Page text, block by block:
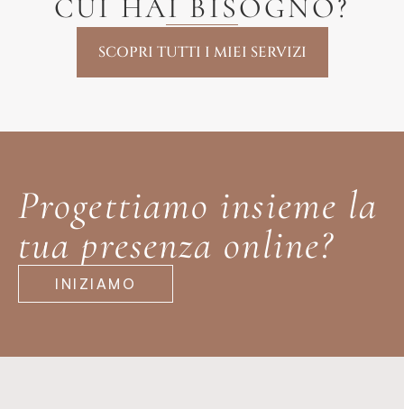
CUI HAI BISOGNO?
SCOPRI TUTTI I MIEI SERVIZI
Progettiamo insieme la
tua presenza online?
INIZIAMO